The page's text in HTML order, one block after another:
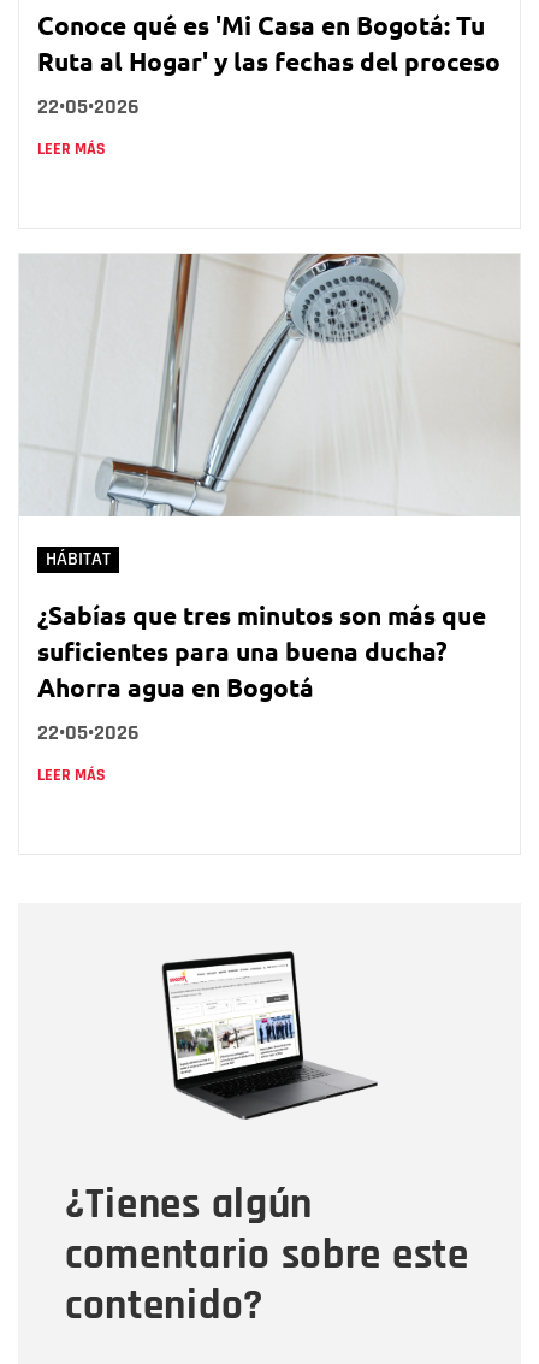
Conoce qué es 'Mi Casa en Bogotá: Tu
Ruta al Hogar' y las fechas del proceso
22•05•2026
LEER MÁS
HÁBITAT
¿Sabías que tres minutos son más que
suficientes para una buena ducha?
Ahorra agua en Bogotá
22•05•2026
LEER MÁS
¿Tienes algún
comentario sobre este
contenido?
Correo electrónico
Tipo de comentario
Mensaje